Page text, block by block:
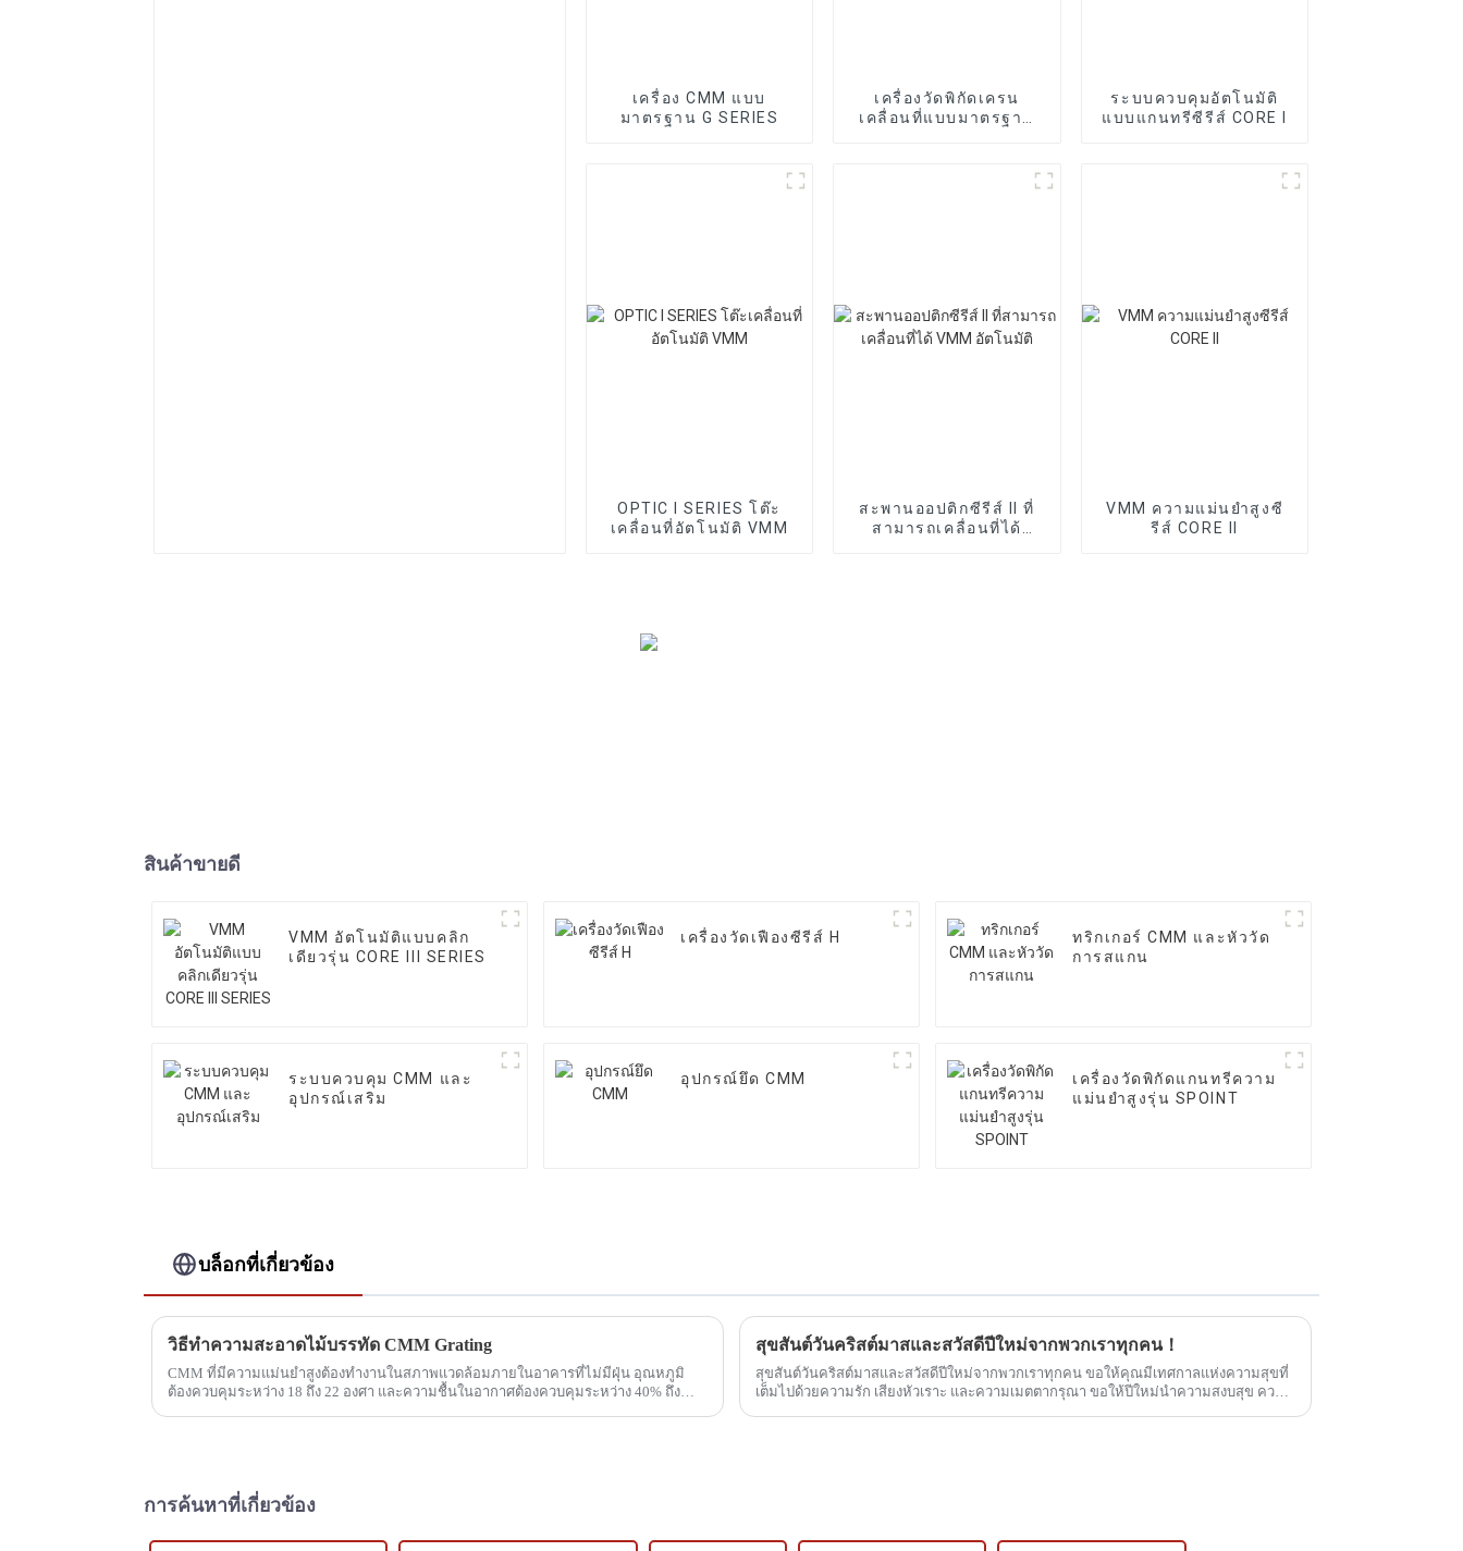
เครื่อง CMM แบบ
มาตรฐาน G SERIES
เครื่องวัดพิกัดเครน
เคลื่อนที่แบบมาตรฐาน
ระบบควบคุมอัตโนมัติ
แบบแกนทรีซีรีส์ CORE I
OPTIC I SERIES โต๊ะ
เคลื่อนที่อัตโนมัติ VMM
สะพานออปติกซีรีส์ II ที่
สามารถเคลื่อนที่ได้
VMM ความแม่นยำสูงซี
รีส์ CORE II
สินค้าขายดี
VMM อัตโนมัติแบบคลิก
เดียวรุ่น CORE III SERIES
เครื่องวัดเฟืองซีรีส์ H
ทริกเกอร์ CMM และหัววัด
การสแกน
ระบบควบคุม CMM และ
อุปกรณ์เสริม
อุปกรณ์ยึด CMM
เครื่องวัดพิกัดแกนทรีความ
แม่นยำสูงรุ่น SPOINT
บล็อกที่เกี่ยวข้อง
วิธีทำความสะอาดไม้บรรทัด CMM Grating
CMM ที่มีความแม่นยำสูงต้องทำงานในสภาพแวดล้อมภายในอาคารที่ไม่มีฝุ่น อุณหภูมิ
ต้องควบคุมระหว่าง 18 ถึง 22 องศา และความชื้นในอากาศต้องควบคุมระหว่าง 40% ถึง
สุขสันต์วันคริสต์มาสและสวัสดีปีใหม่จากพวกเราทุกคน！
สุขสันต์วันคริสต์มาสและสวัสดีปีใหม่จากพวกเราทุกคน ขอให้คุณมีเทศกาลแห่งความสุขที่
เต็มไปด้วยความรัก เสียงหัวเราะ และความเมตตากรุณา ขอให้ปีใหม่นำความสงบสุข ความ
การค้นหาที่เกี่ยวข้อง